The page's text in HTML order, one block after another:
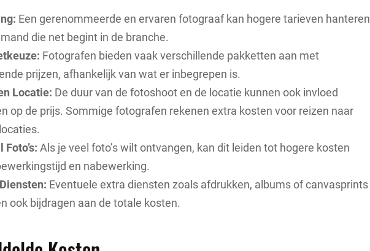
Een gerenommeerde en ervaren fotograaf kan hogere tarieven hanteren
die net begint in de branche.
Fotografen bieden vaak verschillende pakketten aan met
prijzen, afhankelijk van wat er inbegrepen is.
Locatie: De duur van de fotoshoot en de locatie kunnen ook invloed
op de prijs. Sommige fotografen rekenen extra kosten voor reizen naar
Foto’s: Als je veel foto’s wilt ontvangen, kan dit leiden tot hogere kosten
en nabewerking.
Eventuele extra diensten zoals afdrukken, albums of canvasprints
ook bijdragen aan de totale kosten.